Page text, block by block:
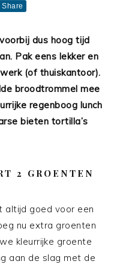
Share
dus hoog tijd
Pak eens lekker en
(of thuiskantoor).
broodtrommel mee
regenboog lunch
bieten tortilla’s
2 GROENTEN
altijd goed voor een
nu extra groenten
kleurrijke groente
aan de slag met de